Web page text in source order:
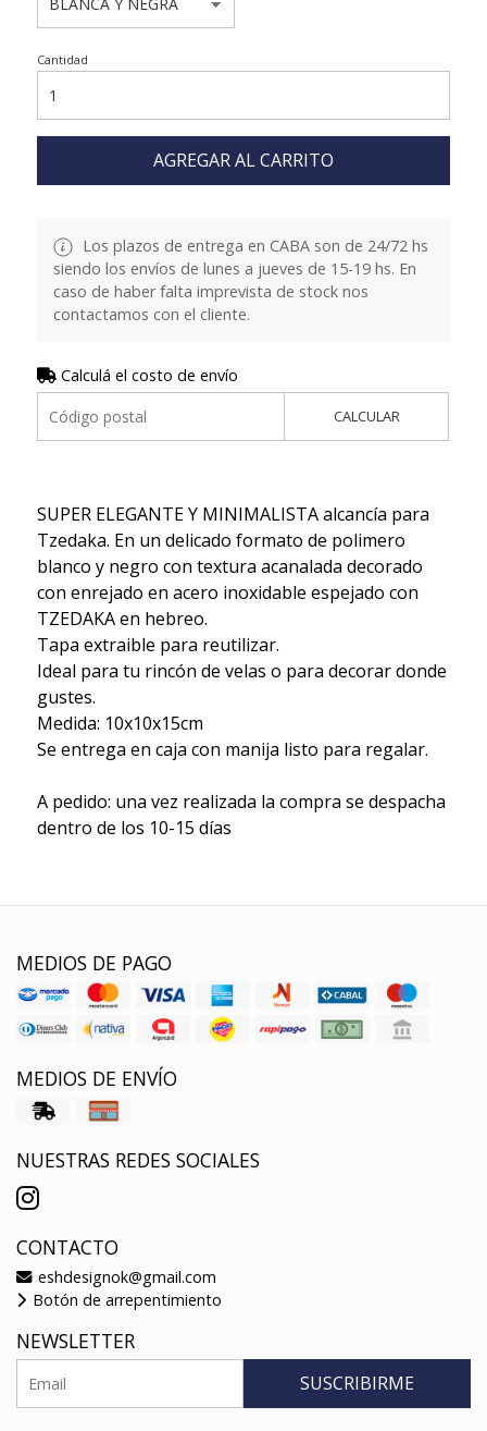
Cantidad
AGREGAR AL CARRITO
Los plazos de entrega en CABA son de 24/72 hs
siendo los envíos de lunes a jueves de 15-19 hs. En
caso de haber falta imprevista de stock nos
contactamos con el cliente.
Calculá el costo de envío
CALCULAR
SUPER ELEGANTE Y MINIMALISTA alcancía para
Tzedaka. En un delicado formato de polimero
blanco y negro con textura acanalada decorado
con enrejado en acero inoxidable espejado con
TZEDAKA en hebreo.
Tapa extraible para reutilizar.
Ideal para tu rincón de velas o para decorar donde
gustes.
Medida: 10x10x15cm
Se entrega en caja con manija listo para regalar.
A pedido: una vez realizada la compra se despacha
dentro de los 10-15 días
MEDIOS DE PAGO
MEDIOS DE ENVÍO
NUESTRAS REDES SOCIALES
CONTACTO
eshdesignok@gmail.com
Botón de arrepentimiento
NEWSLETTER
SUSCRIBIRME